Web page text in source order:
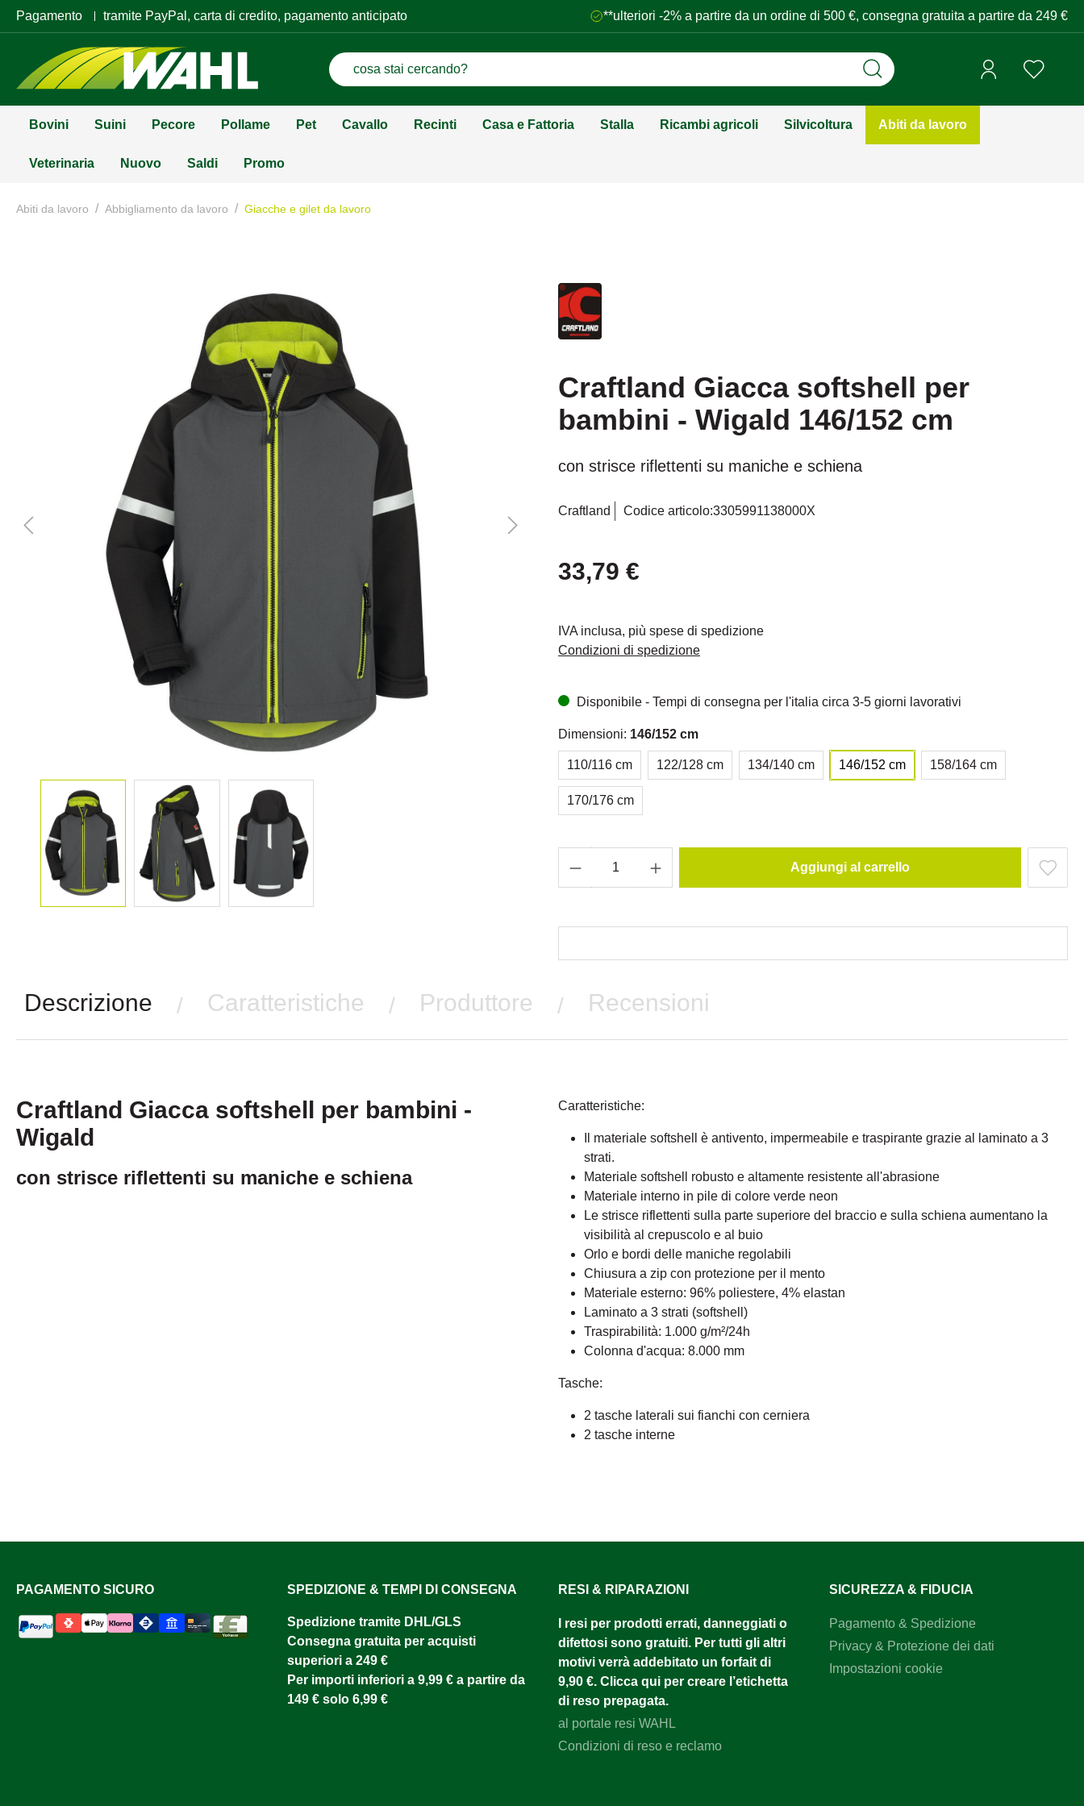
Pagamento tramite PayPal, carta di credito, pagamento anticipato **ulteriori -2% a partire da un ordine di 500 €, consegna gratuita a partire da 249 €
Bovini Suini Pecore Pollame Pet Cavallo Recinti Casa e Fattoria Stalla Ricambi agricoli Silvicoltura Abiti da lavoro
Veterinaria Nuovo Saldi Promo
Abiti da lavoro / Abbigliamento da lavoro / Giacche e gilet da lavoro
Craftland Giacca softshell per
bambini - Wigald 146/152 cm
con strisce riflettenti su maniche e schiena
Craftland Codice articolo:3305991138000X
33,79 €
IVA inclusa, più spese di spedizione
Condizioni di spedizione
Disponibile - Tempi di consegna per l'italia circa 3-5 giorni lavorativi
Dimensioni: 146/152 cm
110/116 cm 122/128 cm 134/140 cm 146/152 cm 158/164 cm
170/176 cm
Aggiungi al carrello
Descrizione / Caratteristiche / Produttore / Recensioni
Craftland Giacca softshell per bambini -
Wigald
con strisce riflettenti su maniche e schiena
Caratteristiche:
Il materiale softshell è antivento, impermeabile e traspirante grazie al laminato a 3
strati.
Materiale softshell robusto e altamente resistente all'abrasione
Materiale interno in pile di colore verde neon
Le strisce riflettenti sulla parte superiore del braccio e sulla schiena aumentano la
visibilità al crepuscolo e al buio
Orlo e bordi delle maniche regolabili
Chiusura a zip con protezione per il mento
Materiale esterno: 96% poliestere, 4% elastan
Laminato a 3 strati (softshell)
Traspirabilità: 1.000 g/m²/24h
Colonna d'acqua: 8.000 mm
Tasche:
2 tasche laterali sui fianchi con cerniera
2 tasche interne
PAGAMENTO SICURO SPEDIZIONE & TEMPI DI CONSEGNA
Spedizione tramite DHL/GLS ​
Consegna gratuita per acquisti
superiori a 249 €
Per importi inferiori a 9,99 € a partire da
149 € solo 6,99 €
RESI & RIPARAZIONI
I resi per prodotti errati, danneggiati o
difettosi sono gratuiti. Per tutti gli altri
motivi verrà addebitato un forfait di
9,90 €. Clicca qui per creare l’etichetta
di reso prepagata.
al portale resi WAHL
Condizioni di reso e reclamo
SICUREZZA & FIDUCIA
Pagamento & Spedizione
Privacy & Protezione dei dati
Impostazioni cookie